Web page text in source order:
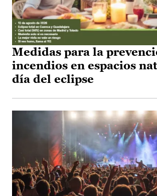
Medidas para la
incendios en espacios
día del eclipse